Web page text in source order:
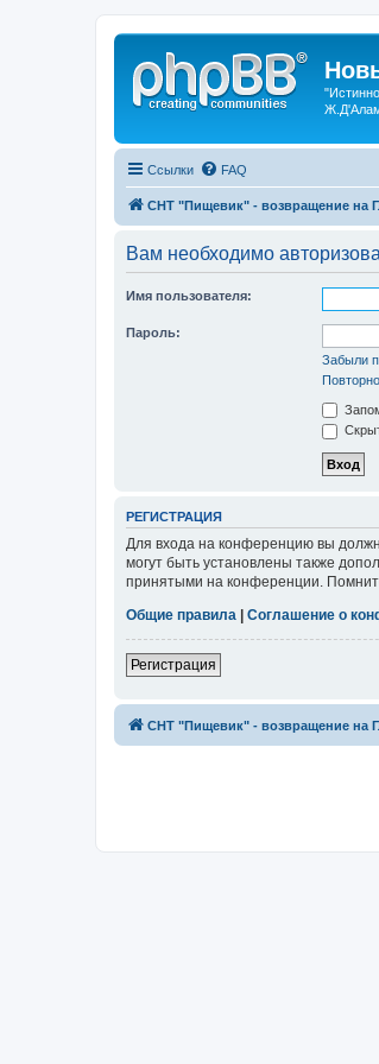
Ссылки FAQ
СНТ "Пищевик" - возвращение на
Вам необходимо
Имя пользователя:
Пароль:
Забыли
РЕГИСТРАЦИЯ
Для входа на конференцию вы
могут быть установлены также
принятыми на конференции.
Общие правила
Соглашение о
Регистрация
СНТ "Пищевик" - возвращение на